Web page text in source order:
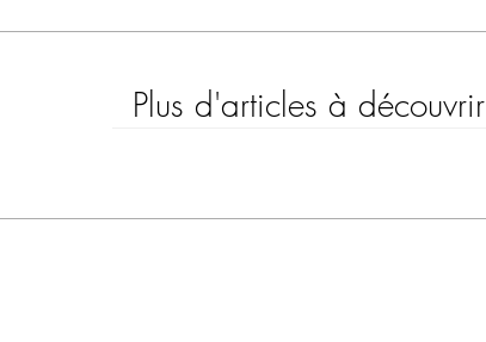
Plus d'articles à découvrir